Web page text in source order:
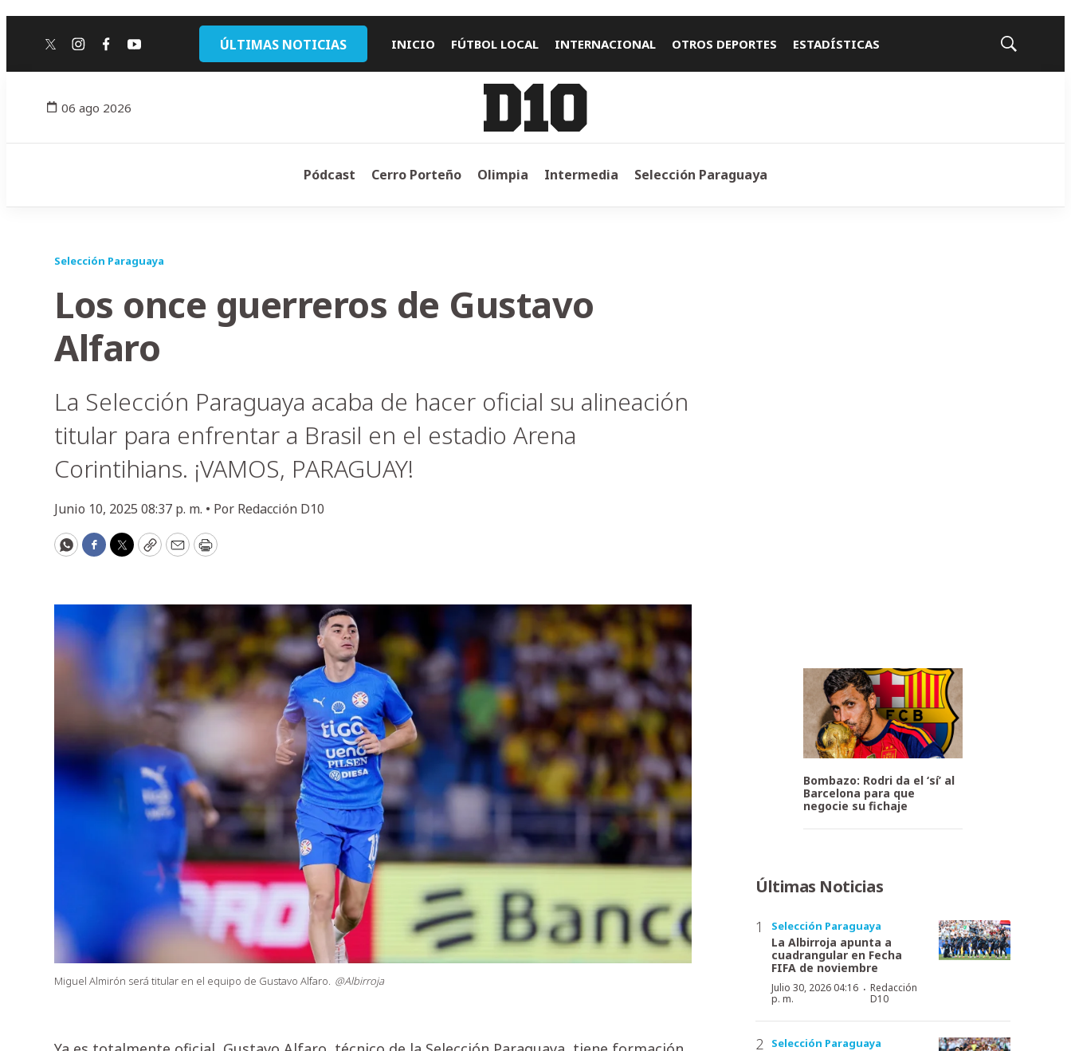
twitterinstagram
facebook
youtube ÚLTIMAS NOTICIAS INICIO FÚTBOL LOCAL INTERNACIONAL OTROS DEPORTES ESTADÍSTICAS
Mostrar
06 ago 2026
Pódcast Cerro Porteño Olimpia Intermedia Selección Paraguaya
Selección Paraguaya
Los once guerreros de Gustavo
Alfaro
La Selección Paraguaya acaba de hacer oficial su alineación
titular para enfrentar a Brasil en el estadio Arena
Corintihians. ¡VAMOS, PARAGUAY!
Junio 10, 2025 08:37 p. m. • Por Redacción D10
WhatsApp
Facebook
Twitter
CopyEmailPrint
Miguel Almirón será titular en el equipo de Gustavo Alfaro. @Albirroja
Bombazo: Rodri da el ‘sí’ al
Barcelona para que
negocie su fichaje
Últimas Noticias
Selección Paraguaya
La Albirroja apunta a
cuadrangular en Fecha
FIFA de noviembre
Julio 30, 2026 04:16
p. m.
· Redacción
D10
Selección Paraguaya